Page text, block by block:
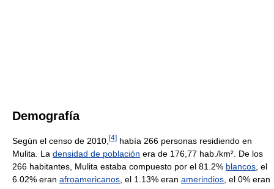
Demografía
Según el censo de 2010, [4] había 266 personas residiendo en
Mulita. La densidad de población era de 176,77 hab./km². De los
266 habitantes, Mulita estaba compuesto por el 81.2% blancos , el
6.02% eran afroamericanos , el 1.13% eran amerindios , el 0% eran